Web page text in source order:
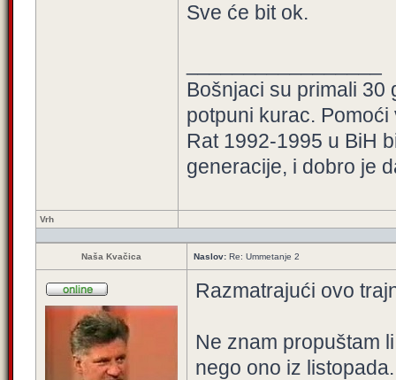
Sve će bit ok.
Bošnjaci su primali 30
potpuni kurac. Pomoći
Rat 1992-1995 u BiH
generacije, i dobro je
Vrh
Naša Kvačica Naslov: Re: Ummetanje 2
Razmatrajući ovo
Ne znam propuštam
nego ono iz listopada.